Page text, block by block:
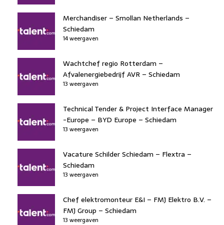
Merchandiser – Smollan Netherlands –
Schiedam
14 weergaven
Wachtchef regio Rotterdam –
Afvalenergiebedrijf AVR – Schiedam
13 weergaven
Technical Tender & Project Interface Manager
-Europe – BYD Europe – Schiedam
13 weergaven
Vacature Schilder Schiedam – Flextra –
Schiedam
13 weergaven
Chef elektromonteur E&I – FMJ Elektro B.V. –
FMJ Group – Schiedam
13 weergaven